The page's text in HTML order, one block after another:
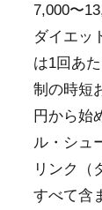
7,000〜
ダイエッ
は1回あ
制の時短
円から始
ル・シュ
リンク（
すべて含